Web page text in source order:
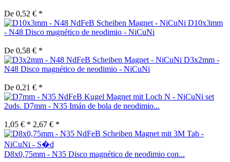
De 0,52 € *
D10x3mm
- N48 Disco magnético de neodimio - NiCuNi
De 0,58 € *
D3x2mm -
N48 Disco magnético de neodimio - NiCuNi
De 0,21 € *
set
2uds. D7mm - N35 Imán de bola de neodimio...
1,05 € * 2,67 € *
D8x0,75mm - N35 Disco magnético de neodimio con...